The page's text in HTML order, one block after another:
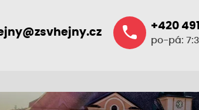
+420
po-pá: